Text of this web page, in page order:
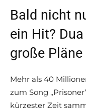
Bald nicht
ein Hit?
große Pläne
Mehr als 40
zum Song
kürzester Zeit